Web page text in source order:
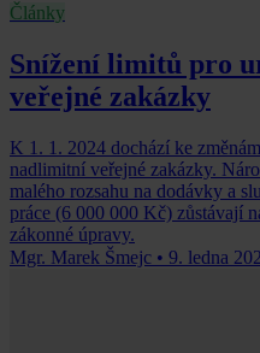
Články
Snížení limitů pro
veřejné zakázky
K 1. 1. 2024 dochází ke
nadlimitní veřejné zakázky.
malého rozsahu na dodávky a
práce (6 000 000 Kč) zůstávají
zákonné úpravy.
Mgr. Marek Šmejc • 9. ledna